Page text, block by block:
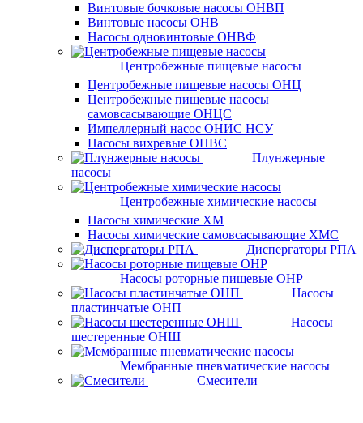
Винтовые бочковые насосы ОНВП
Винтовые насосы ОНВ
Насосы одновинтовые ОНВФ
Центробежные пищевые насосы
Центробежные пищевые насосы ОНЦ
Центробежные пищевые насосы
самовсасывающие ОНЦС
Импеллерный насос ОНИС НСУ
Насосы вихревые ОНВС
Плунжерные
насосы
Центробежные химические насосы
Насосы химические ХМ
Насосы химические самовсасывающие ХМС
Диспергаторы РПА
Насосы роторные пищевые ОНР
Насосы
пластинчатые ОНП
Насосы
шестеренные ОНШ
Мембранные пневматические насосы
Смесители